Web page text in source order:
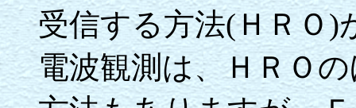
受信する方法(ＨＲＯ)
電波観測は、ＨＲＯ